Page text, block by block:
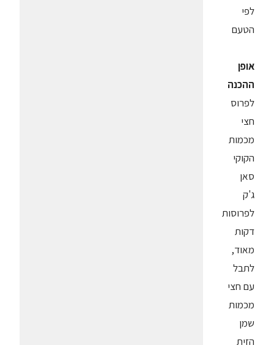
לפי
הטעם
אופן
ההכנה
לפרוס
חצי
מכמות
הקוקי
סאן
ג'ק
לפרוסות
דקות
מאוד,
לתבל
עם חצי
מכמות
שמן
הזית